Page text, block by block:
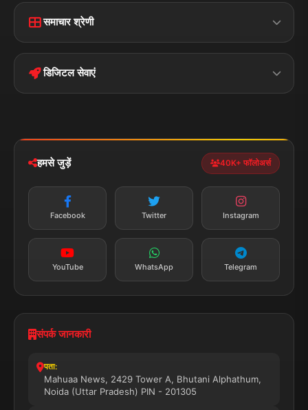
Disclaimer
Terms &
Privacy Policy
समाचार श्रेणी
पॉलिटिकल झारखण्ड
डिजिटल सेवाएं
न्यूज़ अलर्ट
तत्काल अपडेट
सब्सक्राइब करें
हमसे जुड़ें 40K+ फॉलोअर्स
Facebook Twitter Instagram
YouTube WhatsApp Telegram
संपर्क जानकारी
पता:
Mahuaa News, 2429 Tower A, Bhutani Alphathum,
Noida (Uttar Pradesh) PIN - 201305